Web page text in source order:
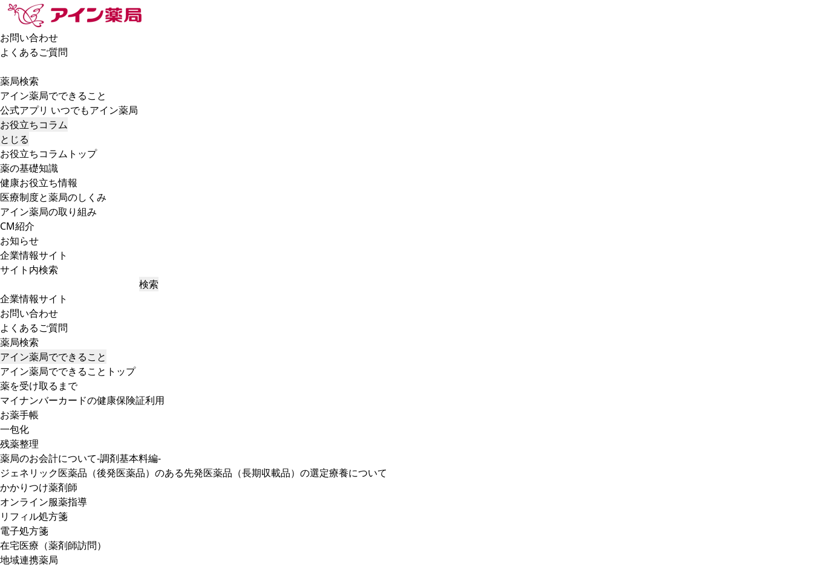
お問い合わせ
よくあるご質問
薬局検索
アイン薬局でできること
公式アプリ いつでもアイン薬局
お役立ちコラム
とじる
お役立ちコラムトップ
薬の基礎知識
健康お役立ち情報
医療制度と薬局のしくみ
アイン薬局の取り組み
CM紹介
お知らせ
企業情報サイト
サイト内検索
検索
企業情報サイト
お問い合わせ
よくあるご質問
薬局検索
アイン薬局でできること
アイン薬局でできることトップ
薬を受け取るまで
マイナンバーカードの健康保険証利用
お薬手帳
一包化
残薬整理
薬局のお会計について-調剤基本料編-
ジェネリック医薬品（後発医薬品）のある先発医薬品（長期収載品）の選定療養について
かかりつけ薬剤師
オンライン服薬指導
リフィル処方箋
電子処方箋
在宅医療（薬剤師訪問）
地域連携薬局